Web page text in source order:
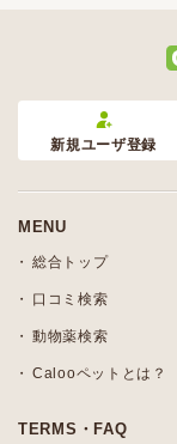
新規ユーザ登録
MENU
総合トップ
口コミ検索
動物薬検索
Calooペットとは？
TERMS・FAQ